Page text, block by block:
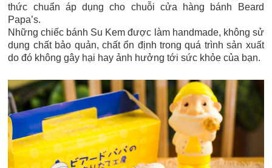
thức chuẩn áp dụng cho chuỗi cửa hàng bánh Beard
Papa’s.
Những chiếc bánh Su Kem được làm handmade, không sử
dụng chất bảo quản, chất ổn định trong quá trình sản xuất
do đó không gây hại hay ảnh hưởng tới sức khỏe của bạn.